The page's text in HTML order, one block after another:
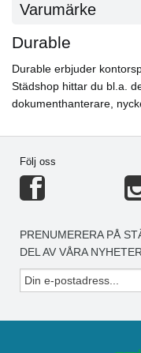
Varumärke
Durable
Durable erbjuder
Städshop hittar du bl.a.
dokumenthanterare,
Följ oss
PRENUMERERA PÅ
DEL AV VÅRA